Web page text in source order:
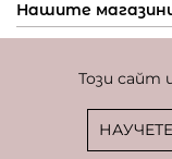
Този сайт
Нашите
Фиксиран